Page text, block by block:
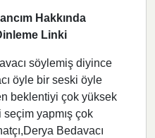
Hakkında
Linki
söylemiş diyince
öyle bir seski öyle
beklentiyi çok yüksek
yapmış çok
Bedavacı